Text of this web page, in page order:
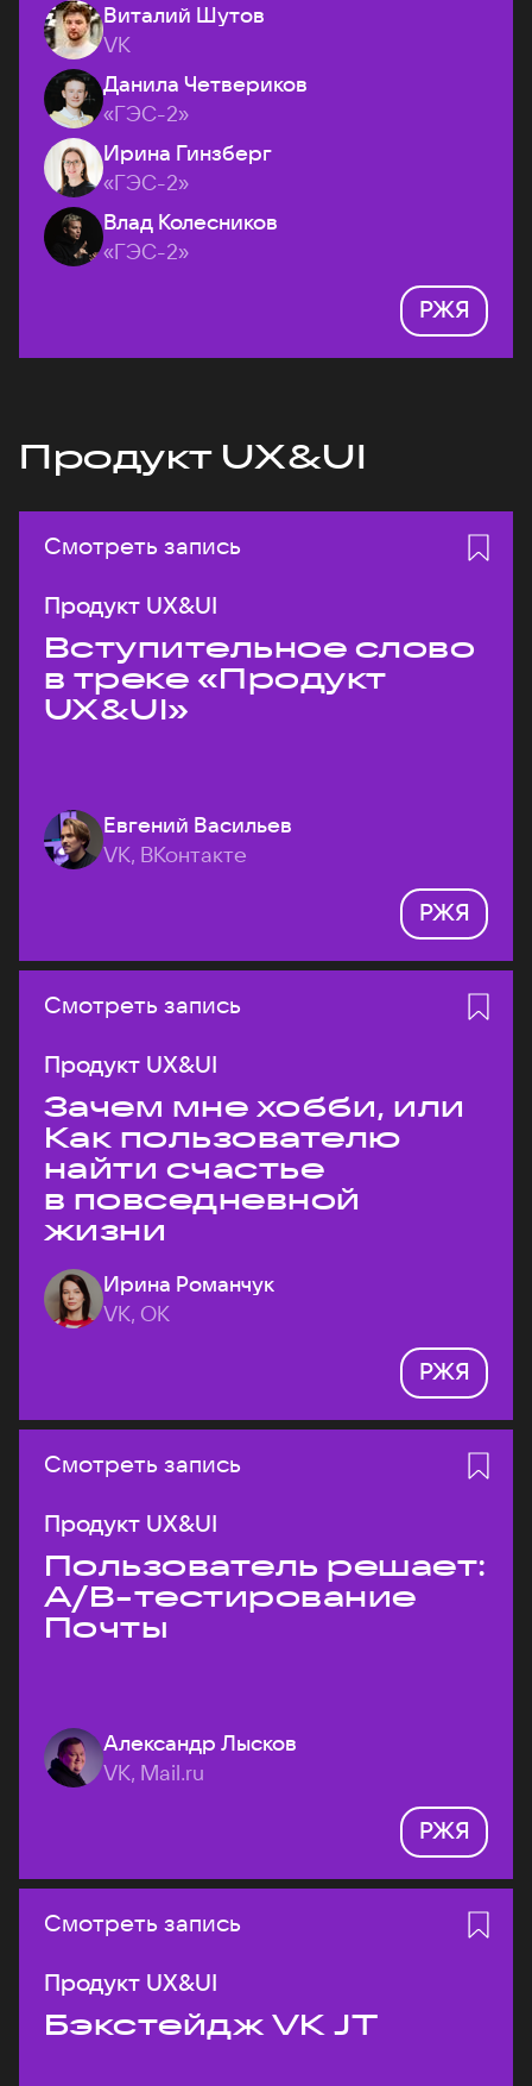
Виталий Шутов
VK
Данила Четвериков
«ГЭС-2»
Ирина Гинзберг
«ГЭС-2»
Влад Колесников
«ГЭС-2»
РЖЯ
Продукт UX&UI
Смотреть запись
Продукт UX&UI
Вступительное слово
в треке «Продукт
UX&UI»
Евгений Васильев
VK, ВКонтакте
РЖЯ
Смотреть запись
Продукт UX&UI
Зачем мне хобби, или
Как пользователю
найти счастье
в повседневной
жизни
Ирина Романчук
VK, ОК
РЖЯ
Смотреть запись
Продукт UX&UI
Пользователь решает:
A/B-тестирование
Почты
Александр Лысков
VK, Mail.ru
РЖЯ
Смотреть запись
Продукт UX&UI
Бэкстейдж VK JT